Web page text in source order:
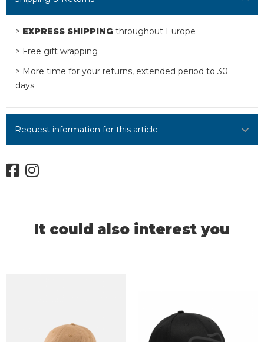
> EXPRESS SHIPPING throughout Europe
> Free gift wrapping
> More time for your returns, extended period to 30
days
Request information for this article
It could also interest you